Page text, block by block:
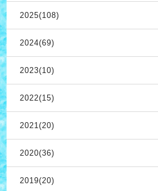
2025(108)
2024(69)
2023(10)
2022(15)
2021(20)
2020(36)
2019(20)